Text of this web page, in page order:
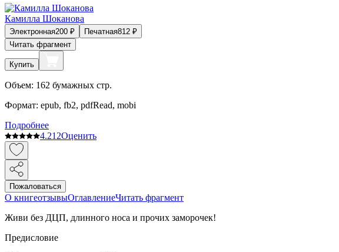
Камилла Шоканова
Электронная200 ₽ Печатная812 ₽
Читать фрагмент
Купить
Объем: 162 бумажных стр.
Формат: epub, fb2, pdfRead, mobi
Подробнее
4.212Оценить
Пожаловаться
О книгеотзывыОглавлениеЧитать фрагмент
Живи без ДЦП, длинного носа и прочих заморочек!
Предисловие